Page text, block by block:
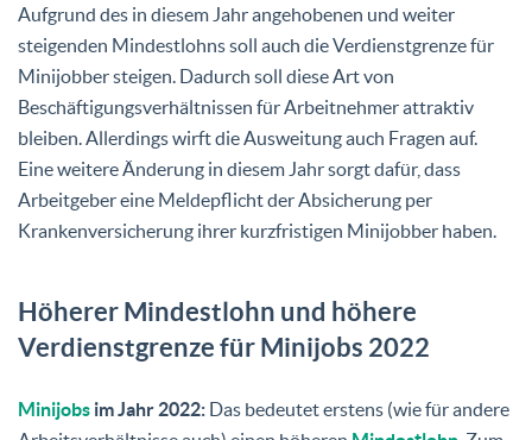
Aufgrund des in diesem Jahr angehobenen und weiter
steigenden Mindestlohns soll auch die Verdienstgrenze für
Minijobber steigen. Dadurch soll diese Art von
Beschäftigungsverhältnissen für Arbeitnehmer attraktiv
bleiben. Allerdings wirft die Ausweitung auch Fragen auf.
Eine weitere Änderung in diesem Jahr sorgt dafür, dass
Arbeitgeber eine Meldepflicht der Absicherung per
Krankenversicherung ihrer kurzfristigen Minijobber haben.
Höherer Mindestlohn und höhere
Verdienstgrenze für Minijobs 2022
Minijobs im Jahr 2022: Das bedeutet erstens (wie für andere